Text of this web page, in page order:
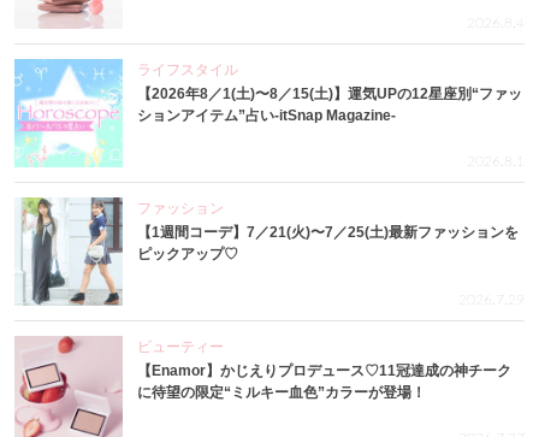
2026.8.4
ライフスタイル
【2026年8／1(土)〜8／15(土)】運気UPの12星座別“ファッ
ションアイテム”占い-itSnap Magazine-
2026.8.1
ファッション
【1週間コーデ】7／21(火)〜7／25(土)最新ファッションを
ピックアップ♡
2026.7.29
ビューティー
【Enamor】かじえりプロデュース♡11冠達成の神チーク
に待望の限定“ミルキー血色”カラーが登場！